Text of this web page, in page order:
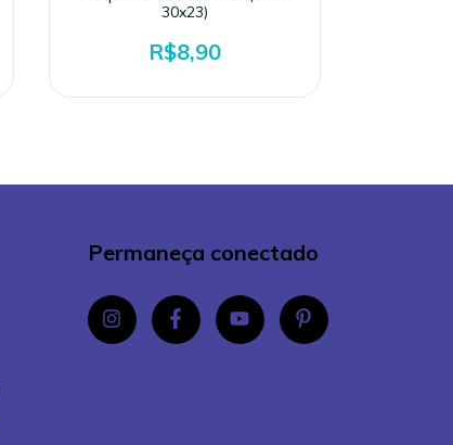
30x23)
R$8,90
Permaneça conectado